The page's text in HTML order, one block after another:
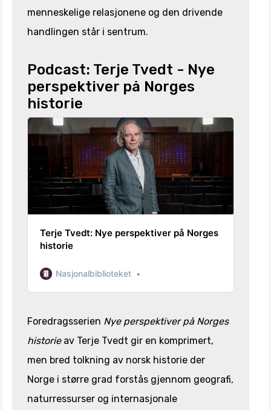
menneskelige relasjonene og den drivende
handlingen står i sentrum.
Podcast: Terje Tvedt - Nye
perspektiver på Norges
historie
Terje Tvedt: Nye perspektiver på Norges
historie
Nasjonalbiblioteket
Foredragsserien Nye perspektiver på Norges
historieav Terje Tvedt gir en komprimert,
men bred tolkning av norsk historie der
Norge i større grad forstås gjennom geografi,
naturressurser og internasjonale